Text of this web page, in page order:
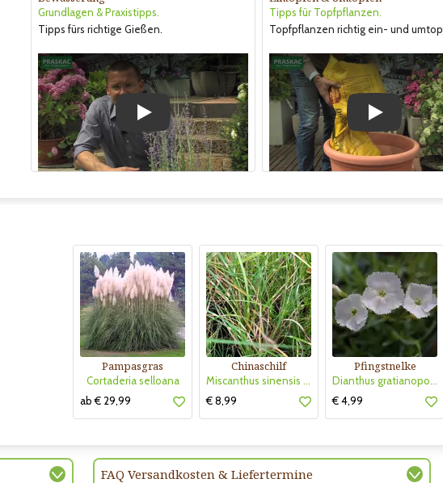
Grundlagen & Praxistipps.
Tipps fürs richtige Gießen.
Play
Tipps für Topfpflanzen.
Topfpflanzen richtig ein- und
Play
Pampasgras
Cortaderia selloana
ab € 29,99
Chinaschilf
Miscanthus sinensis 'Strictus Dwarf'
€ 8,99
Pfingstnelke
Dianthus gratianopolitanus 'La Bourboule White'
€ 4,99
FAQ Versandkosten & Liefertermine